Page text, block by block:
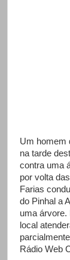
Um homem
na tarde
contra uma
por volta
Farias
do Pinhal a
uma árvore.
local
Rádio Web